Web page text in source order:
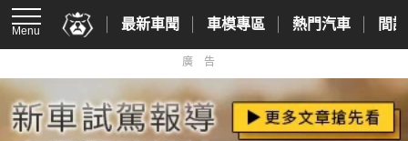
Menu 最新車聞 車模專區 熱門汽車 間
廣告